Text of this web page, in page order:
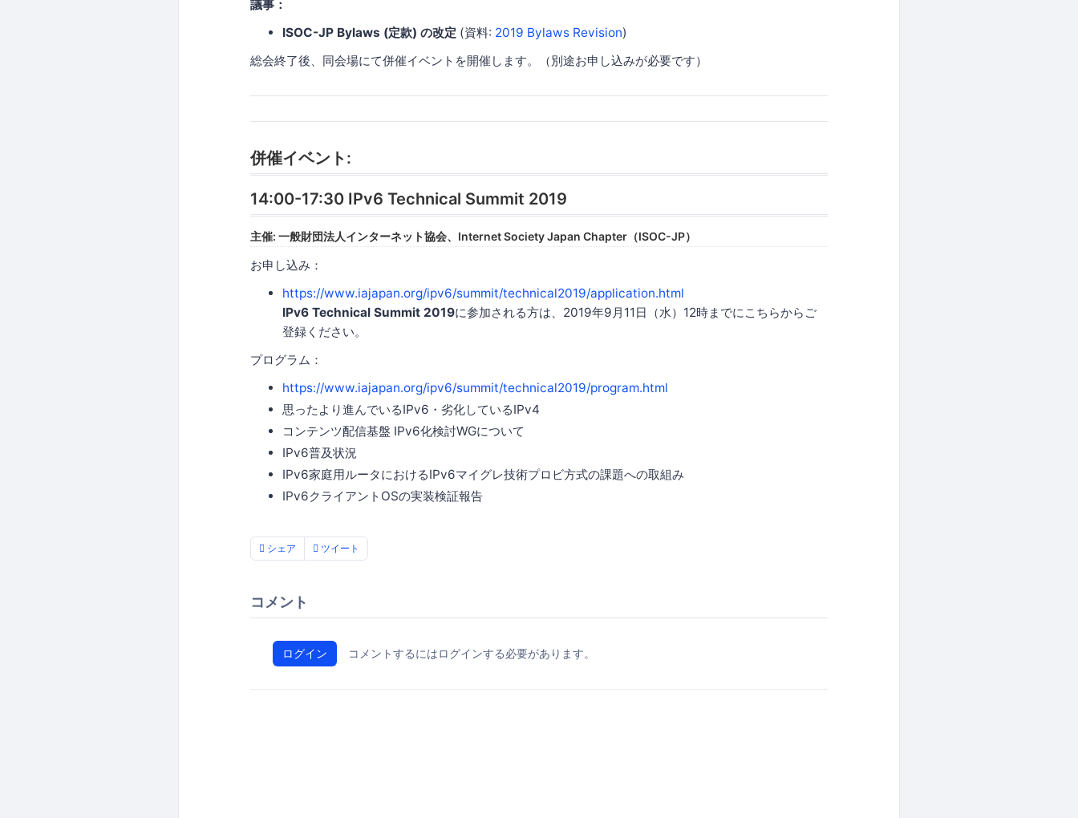
議事：
ISOC-JP Bylaws (定款) の改定 (資料: 2019 Bylaws Revision)
総会終了後、同会場にて併催イベントを開催します。（別途お申し込みが必要です）
併催イベント:
14:00-17:30 IPv6 Technical Summit 2019
主催: 一般財団法人インターネット協会、Internet Society Japan Chapter（ISOC-JP）
お申し込み：
https://www.iajapan.org/ipv6/summit/technical2019/application.html
IPv6 Technical Summit 2019に参加される方は、2019年9月11日（水）12時までにこちらからご
登録ください。
プログラム：
https://www.iajapan.org/ipv6/summit/technical2019/program.html
思ったより進んでいるIPv6・劣化しているIPv4
コンテンツ配信基盤 IPv6化検討WGについて
IPv6普及状況
IPv6家庭用ルータにおけるIPv6マイグレ技術プロビ方式の課題への取組み
IPv6クライアントOSの実装検証報告
シェア ツイート
コメント
ログイン コメントするにはログインする必要があります。